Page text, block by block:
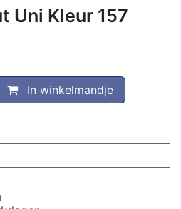
Uni Kleur 157
In winkelmandje